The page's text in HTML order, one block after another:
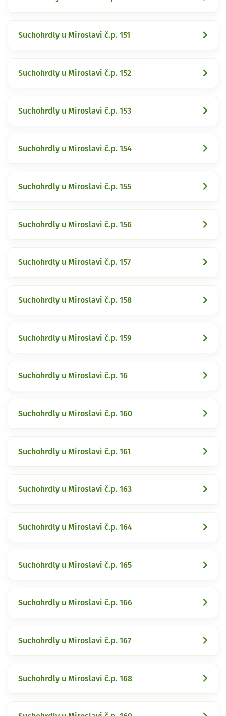
Suchohrdly u Miroslavi č.p. 151
Suchohrdly u Miroslavi č.p. 152
Suchohrdly u Miroslavi č.p. 153
Suchohrdly u Miroslavi č.p. 154
Suchohrdly u Miroslavi č.p. 155
Suchohrdly u Miroslavi č.p. 156
Suchohrdly u Miroslavi č.p. 157
Suchohrdly u Miroslavi č.p. 158
Suchohrdly u Miroslavi č.p. 159
Suchohrdly u Miroslavi č.p. 16
Suchohrdly u Miroslavi č.p. 160
Suchohrdly u Miroslavi č.p. 161
Suchohrdly u Miroslavi č.p. 163
Suchohrdly u Miroslavi č.p. 164
Suchohrdly u Miroslavi č.p. 165
Suchohrdly u Miroslavi č.p. 166
Suchohrdly u Miroslavi č.p. 167
Suchohrdly u Miroslavi č.p. 168